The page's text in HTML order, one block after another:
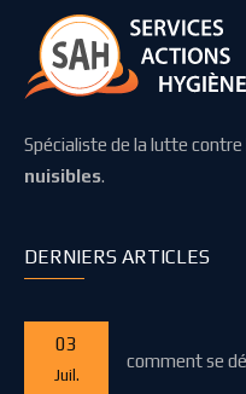
Spécialiste de la lutte contre
nuisibles.
DERNIERS ARTICLES
03
Juil.
comment se